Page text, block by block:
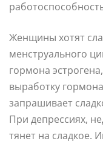
Женщины хотят
менструального
гормона
выработку
запрашивает
При депрессиях,
тянет на сладкое.